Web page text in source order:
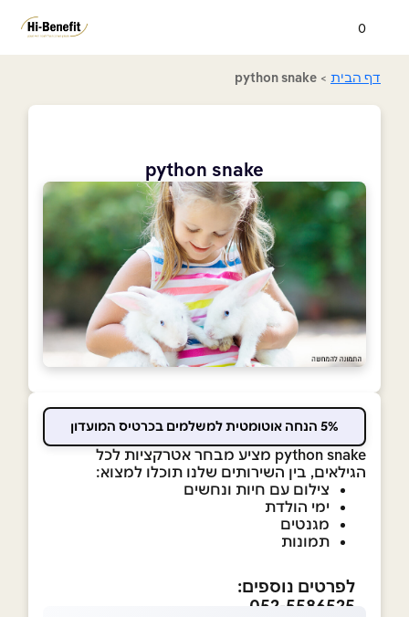
0
דף הבית >
python snake
python snake
5% הנחה אוטומטית למשלמים בכרטיס המועדון
python snake מציע מבחר
אטרקציות לכל
הגילאים, בין השירותים שלנו תוכלו למצוא:
צילום עם חיות ונחשים
ימי הולדת
מגנטים
תמונות
לפרטים נוספים: